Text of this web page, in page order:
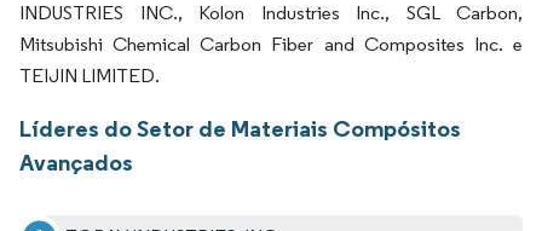
INDUSTRIES INC., Kolon Industries Inc., SGL Carbon,
Mitsubishi Chemical Carbon Fiber and Composites Inc. e
TEIJIN LIMITED.
Líderes do Setor de Materiais Compósitos
Avançados